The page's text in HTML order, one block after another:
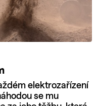
elektrozařízení
se mu